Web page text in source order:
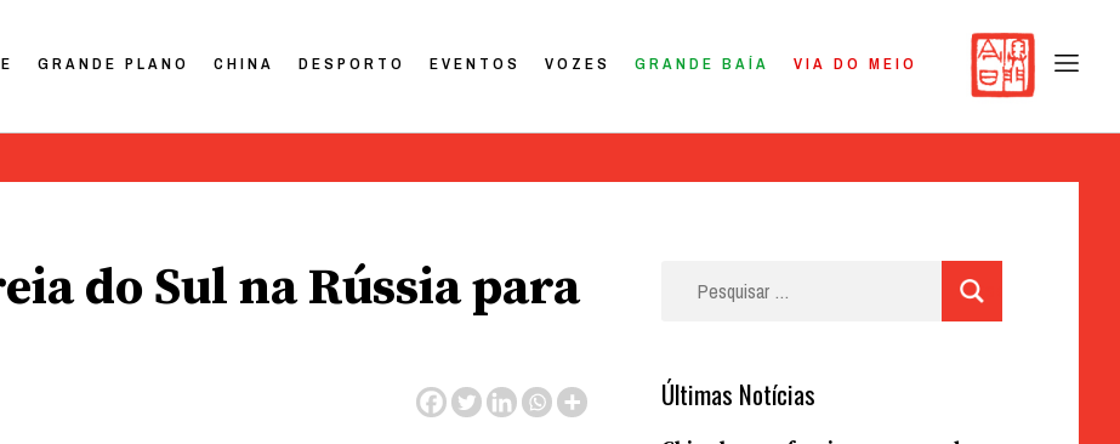
GRANDE PLANO CHINA DESPORTO EVENTOS VOZES GRANDE BAÍA VIA DO MEIO
do Sul na Rússia para
Últimas Notícias